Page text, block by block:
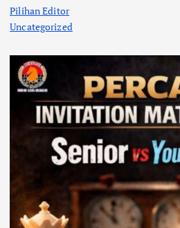
Pilihan Editor
Uncategorized